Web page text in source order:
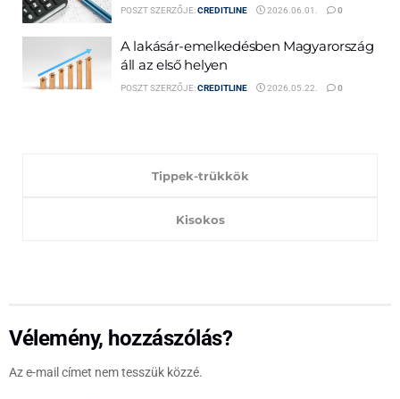
POSZT SZERZŐJE:CREDITLINE 2026.06.01. 0
A lakásár-emelkedésben Magyarország
áll az első helyen
POSZT SZERZŐJE:CREDITLINE 2026.05.22. 0
Tippek-trükkök
Kisokos
Vélemény, hozzászólás?
Az e-mail címet nem tesszük közzé.